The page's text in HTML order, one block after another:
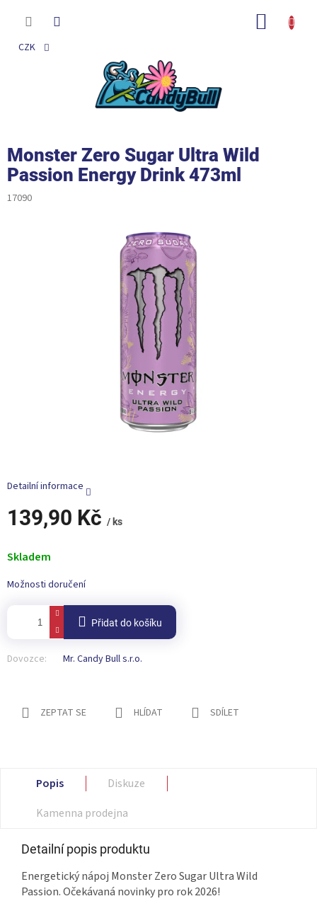
CZK
o
s
t
r
Monster Zero Sugar Ultra Wild
Passion Energy Drink 473ml
17090
139,90 Kč / ks
cena:
Skladem
Možnosti doručení
Přidat do košíku
Dovozce: Mr. Candy Bull s.r.o.
Detailní informace
ZEPTAT SE HLÍDAT SDÍLET
Popis
Diskuze
Kamenna prodejna
Detailní popis produktu
Energetický nápoj Monster Zero Sugar Ultra Wild
Passion. Očekávaná novinky pro rok 2026!